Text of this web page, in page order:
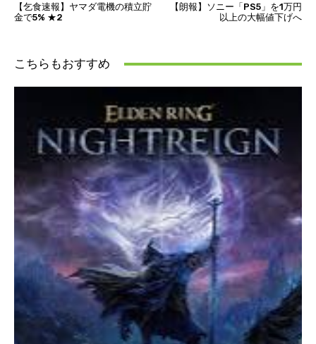
【乞食速報】ヤマダ電機の積立貯
金で5% ★2
【朗報】ソニー「PS5」を1万円
以上の大幅値下げへ
こちらもおすすめ